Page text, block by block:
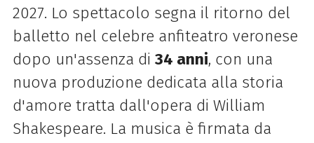
2027. Lo spettacolo segna il ritorno del
balletto nel celebre anfiteatro veronese
dopo un'assenza di 34 anni, con una
nuova produzione dedicata alla storia
d'amore tratta dall'opera di William
Shakespeare. La musica è firmata da